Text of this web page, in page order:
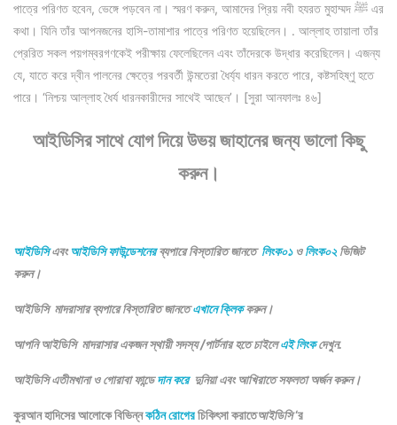
পাত্রে পরিণত হবেন, ভেঙ্গে পড়বেন না। স্মরণ করুন, আমাদের প্রিয় নবী হযরত মুহাম্মদ ﷺ এর
কথা। যিনি তাঁর আপনজনের হাসি-তামাশার পাত্রে পরিণত হয়েছিলেন। . আল্লাহ তায়ালা তাঁর
প্রেরিত সকল পয়গম্বরগণকেই পরীক্ষায় ফেলেছিলেন এবং তাঁদেরকে উদ্ধার করেছিলেন। এজন্য
যে, যাতে করে দ্বীন পালনের ক্ষেত্রে পরবর্তী উন্মতেরা ধৈর্য্য ধারন করতে পারে, কষ্টসহিষ্ণু হতে
পারে। ‘নিশ্চয় আল্লাহ ধৈর্য ধারনকারীদের সাথেই আছেন’। [সুরা আনফালঃ ৪৬]
আইডিসির সাথে যোগ দিয়ে উভয় জাহানের জন্য ভালো কিছু
করুন।
আইডিসিএবংআইডিসি ফাউন্ডেশনেরব্যপারে বিস্তারিত জানতে লিংক০১ওলিংক০২ ভিজিট
করুন।
আইডিসি মাদরাসার ব্যপারে বিস্তারিত জানতেএখানে ক্লিককরুন।
আপনি আইডিসি মাদরাসার একজন স্থায়ী সদস্য /পার্টনার হতে চাইলেএই লিংকদেখুন.
আইডিসি এতীমখানা ও গোরাবা ফান্ডেদান করে দুনিয়া এবং আখিরাতে সফলতা অর্জন করুন।
কুরআন হাদিসের আলোকে বিভিন্নকঠিন রোগেরচিকিৎসা করাতেআইডিসি‘র